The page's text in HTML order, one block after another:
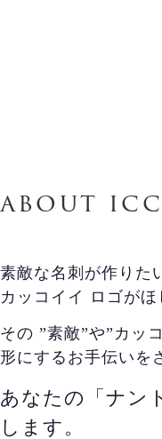
about icc
素敵な名刺が作りた
カッコイイ ロゴがほ
その ”素敵”や”カッ
形にするお手伝いを
あなたの「ナン
します。